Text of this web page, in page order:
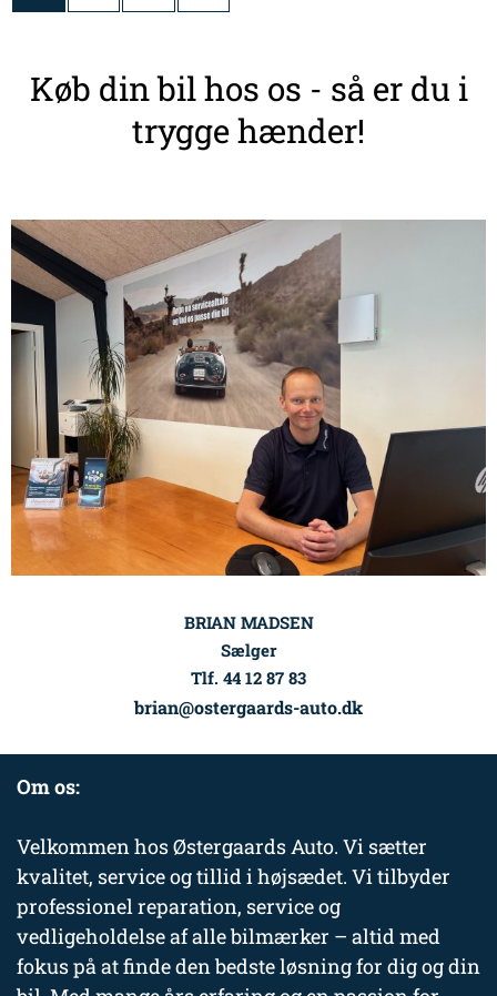
Køb din bil hos os - så er du i
trygge hænder!
BRIAN MADSEN
Sælger
Tlf. 44 12 87 83
brian@ostergaards-auto.dk
Om os:
Velkommen hos Østergaards Auto. Vi sætter
kvalitet, service og tillid i højsædet. Vi tilbyder
professionel reparation, service og
vedligeholdelse af alle bilmærker – altid med
fokus på at finde den bedste løsning for dig og din